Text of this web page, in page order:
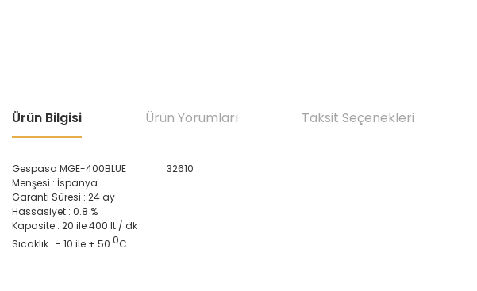
Ürün Bilgisi Ürün Yorumları Taksit Seçenekleri
Gespasa MGE-400BLUE 32610
Menşesi : İspanya
Garanti Süresi : 24 ay
Hassasiyet : 0.8 %
Kapasite : 20 ile 400 lt / dk
Sıcaklık : - 10 ile + 50 0C